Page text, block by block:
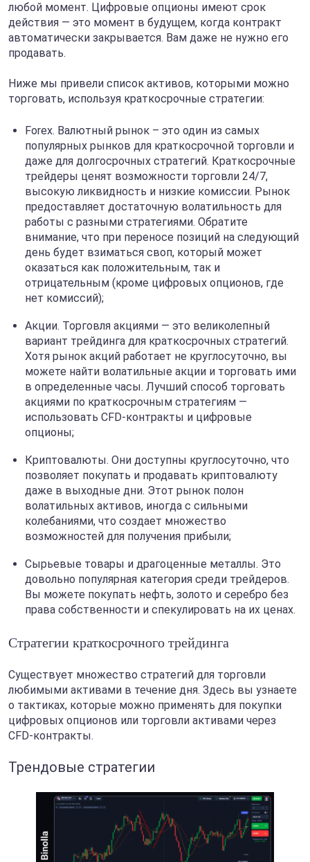
любой момент. Цифровые опционы имеют срок
действия — это момент в будущем, когда контракт
автоматически закрывается. Вам даже не нужно его
продавать.
Ниже мы привели список активов, которыми можно
торговать, используя краткосрочные стратегии:
Forex. Валютный рынок – это один из самых
популярных рынков для краткосрочной торговли и
даже для долгосрочных стратегий. Краткосрочные
трейдеры ценят возможности торговли 24/7,
высокую ликвидность и низкие комиссии. Рынок
предоставляет достаточную волатильность для
работы с разными стратегиями. Обратите
внимание, что при переносе позиций на следующий
день будет взиматься своп, который может
оказаться как положительным, так и
отрицательным (кроме цифровых опционов, где
нет комиссий);
Акции. Торговля акциями — это великолепный
вариант трейдинга для краткосрочных стратегий.
Хотя рынок акций работает не круглосуточно, вы
можете найти волатильные акции и торговать ими
в определенные часы. Лучший способ торговать
акциями по краткосрочным стратегиям —
использовать CFD-контракты и цифровые
опционы;
Криптовалюты. Они доступны круглосуточно, что
позволяет покупать и продавать криптовалюту
даже в выходные дни. Этот рынок полон
волатильных активов, иногда с сильными
колебаниями, что создает множество
возможностей для получения прибыли;
Сырьевые товары и драгоценные металлы. Это
довольно популярная категория среди трейдеров.
Вы можете покупать нефть, золото и серебро без
права собственности и спекулировать на их ценах.
Стратегии краткосрочного трейдинга
Существует множество стратегий для торговли
любимыми активами в течение дня. Здесь вы узнаете
о тактиках, которые можно применять для покупки
цифровых опционов или торговли активами через
CFD-контракты.
Трендовые стратегии